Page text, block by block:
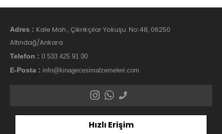
Adres : Kale Mah., Çıkrıkçılar Yokuşu. No:48, 06250
Altındağ/Ankara
Telefon : 0 533 425 91 00
E-Posta : info@kinagecesimalzemeleri.com
Hızlı Erişim